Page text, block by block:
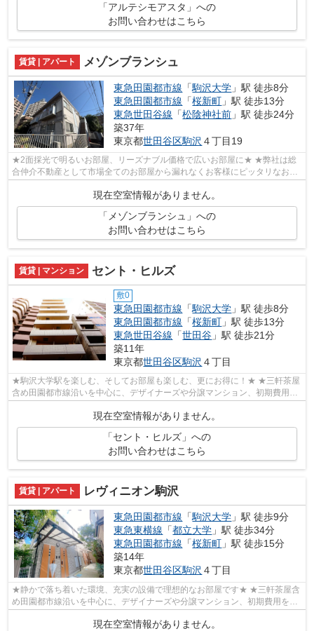
「アルテシモアスタ」への
お問い合わせはこちら
賃貸 | アパート メゾンブランシュ
東急田園都市線 「駒沢大学 」駅 徒歩8分
東急田園都市線 「桜新町 」駅 徒歩13分
東急世田谷線 「松陰神社前 」駅 徒歩24分
築37年
東京都世田谷区駒沢 ４丁目19
★2面採光で明るいお部屋、リーズナブル価格で広いお部屋に★ ★弊社は総
合仲介不動産として市場全てのお部屋から漏れなくお客様にピッタリなお部
現在空室情報がありません。
「メゾンブランシュ」への
お問い合わせはこちら
賃貸 | マンション セント・ヒルズ
敷0
東急田園都市線 「駒沢大学 」駅 徒歩8分
東急田園都市線 「桜新町 」駅 徒歩13分
東急世田谷線 「世田谷 」駅 徒歩21分
築11年
東京都世田谷区駒沢 ４丁目
★駒沢大学駅を楽しむ、そしてお部屋も楽しむ、更にお得に！★ ★三軒茶屋
含め田園都市線沿いを中心に、デザイナーズや分譲マンション、初期費用を
抑えた部屋探しはぜひ当社にお任せくだ...
現在空室情報がありません。
「セント・ヒルズ」への
お問い合わせはこちら
賃貸 | アパート レヴィニオン駒沢
東急田園都市線 「駒沢大学 」駅 徒歩9分
東急東横線 「都立大学 」駅 徒歩34分
東急田園都市線 「桜新町 」駅 徒歩15分
築14年
東京都世田谷区駒沢 ４丁目
★静かで落ち着いた環境、充実の設備で理想的なお部屋です★ ★三軒茶屋含
め田園都市線沿いを中心に、デザイナーズや分譲マンション、初期費用を抑
えた部屋探しはぜひ当社にお任せくださ...
現在空室情報がありません。